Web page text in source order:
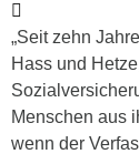
„Seit zehn
Hass und
Menschen aus
wenn der